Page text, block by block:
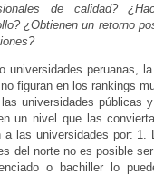
de calidad?
¿Obtienen un retorno
universidades peruanas,
figuran en los rankings
universidades públicas
un nivel que las
a las universidades por: 1.
del norte no es posible
o bachiller lo